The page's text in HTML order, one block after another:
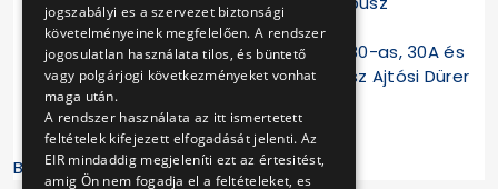
Dembinszky utca megállóhelyén is.
a Keleti pályaudvar felé közlekedő 30-as, 30A és
230-as busz megáll a 79-es trolibusz Ajtósi Dürer
sor megállójában is.
Budapesti Közlekedési Központ
jogszabályi es a szervezet biztonsági
követelményeinek megfelelően. A rendszer
jogosulatlan használata tilos, és büntető
vagy polgárjogi következményeket vonhat
maga után.
A rendszer használata az itt ismertetett
feltételek kifejezett elfogadását jelenti. Az
EIR mindaddig megjeleníti ezt az értesitést,
amig Ön nem fogadja el a feltételeket, es